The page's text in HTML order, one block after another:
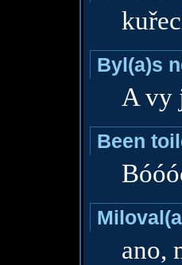
Byl(a)s
A vy
Been
ano,